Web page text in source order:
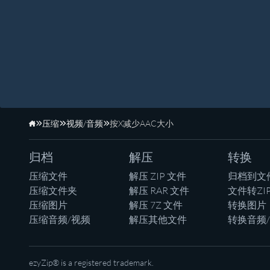
主页
压缩 视频/音频 按X减少AAC大小
归档
压缩文件
压缩文件夹
压缩图片
压缩音频/视频
解压
解压 ZIP 文件
解压 RAR 文件
解压 7Z 文件
解压其他文件
转换
归档到文
文件转
转换图片
转换音频
ezyZip® is a registered trademark.